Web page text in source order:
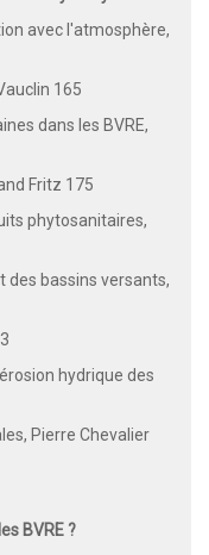
avec l'atmosphère,
165
dans les BVRE,
Fritz 175
phytosanitaires,
des bassins versants,
hydrique des
Pierre Chevalier
BVRE ?